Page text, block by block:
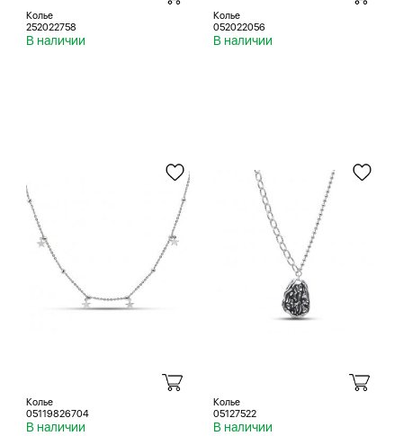
Колье
252022758
В наличии
Колье
052022056
В наличии
Колье
05119826704
В наличии
Колье
05127522
В наличии